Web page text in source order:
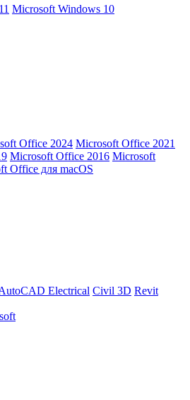
Microsoft Windows 10
Office 2024 Microsoft Office 2021
Microsoft Office 2016 Microsoft
Office для macOS
Electrical Civil 3D Revit